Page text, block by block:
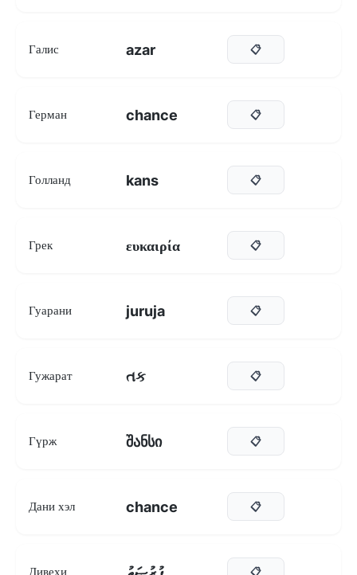
Галис azar 📋
Герман chance 📋
Голланд kans 📋
Грек ευκαιρία 📋
Гуарани juruja 📋
Гужарат તક 📋
Гүрж შანსი 📋
Дани хэл chance 📋
Дивехи 📋